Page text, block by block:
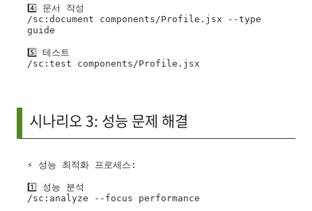
4️⃣ 문서 작성
/sc:document components/Profile.jsx --type
guide
5️⃣ 테스트
시나리오 3: 성능 문제 해결
⚡ 성능 최적화 프로세스:
1️⃣ 성능 분석
/sc:analyze --focus performance